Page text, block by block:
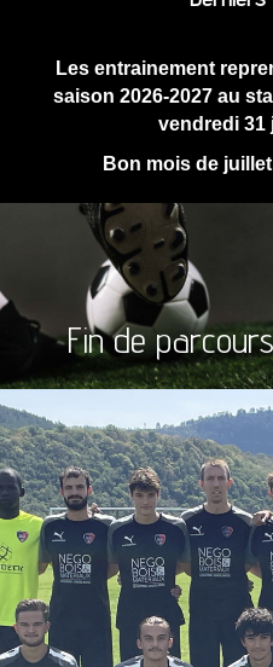
Les entrainement
saison 2026-2027 au
vendredi 31
Bon mois de
Fin de